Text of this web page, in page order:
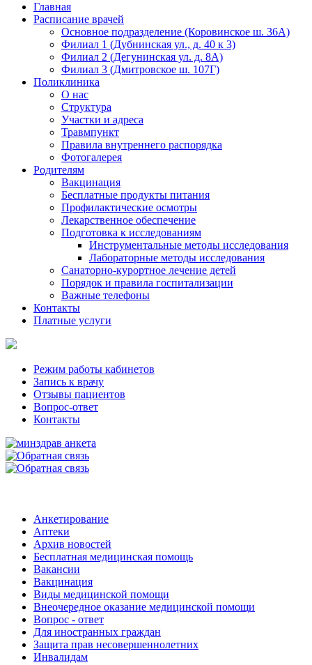
Главная
Расписание врачей
Основное подразделение (Коровинское ш. 36А)
Филиал 1 (Дубнинская ул., д. 40 к 3)
Филиал 2 (Дегунинская ул. д. 8А)
Филиал 3 (Дмитровское ш. 107Г)
Поликлиника
О нас
Структура
Участки и адреса
Травмпункт
Правила внутреннего распорядка
Фотогалерея
Родителям
Вакцинация
Бесплатные продукты питания
Профилактические осмотры
Лекарственное обеспечение
Подготовка к исследованиям
Инструментальные методы исследования
Лабораторные методы исследования
Санаторно-курортное лечение детей
Порядок и правила госпитализации
Важные телефоны
Контакты
Платные услуги
Режим работы кабинетов
Запись к врачу
Отзывы пациентов
Вопрос-ответ
Контакты
Анкетирование
Аптеки
Архив новостей
Бесплатная медицинская помощь
Вакансии
Вакцинация
Виды медицинской помощи
Внеочередное оказание медицинской помощи
Вопрос - ответ
Для иностранных граждан
Защита прав несовершеннолетних
Инвалидам